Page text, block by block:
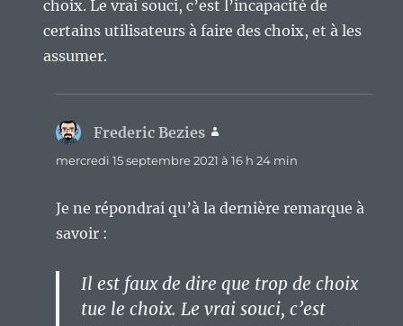
choix. Le vrai souci, c’est l’incapacité de
certains utilisateurs à faire des choix, et à les
assumer.
Frederic Bezies
mercredi 15 septembre 2021 à 16 h 24 min
Je ne répondrai qu’à la dernière remarque à
savoir :
Il est faux de dire que trop de choix
tue le choix. Le vrai souci, c’est